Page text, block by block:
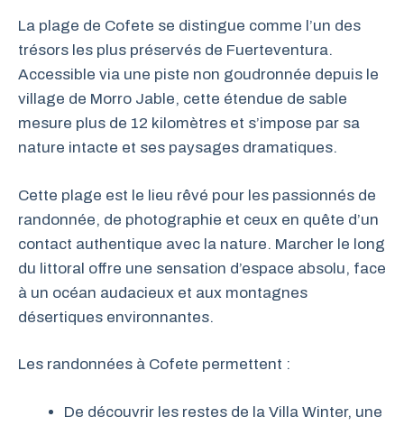
La plage de Cofete se distingue comme l’un des
trésors les plus préservés de Fuerteventura.
Accessible via une piste non goudronnée depuis le
village de Morro Jable, cette étendue de sable
mesure plus de 12 kilomètres et s’impose par sa
nature intacte et ses paysages dramatiques.
Cette plage est le lieu rêvé pour les passionnés de
randonnée, de photographie et ceux en quête d’un
contact authentique avec la nature. Marcher le long
du littoral offre une sensation d’espace absolu, face
à un océan audacieux et aux montagnes
désertiques environnantes.
Les randonnées à Cofete permettent :
De découvrir les restes de la Villa Winter, une